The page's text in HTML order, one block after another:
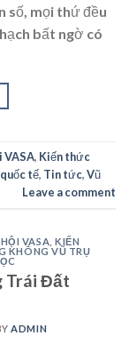
số, mọi thứ đều
bất ngờ có
VASA, Kiến thức
tế, Tin tức,Vũ
Leave a comment
VASA ,KIẾN
KHÔNG VŨ TRỤ
Trái Đất
ADMIN